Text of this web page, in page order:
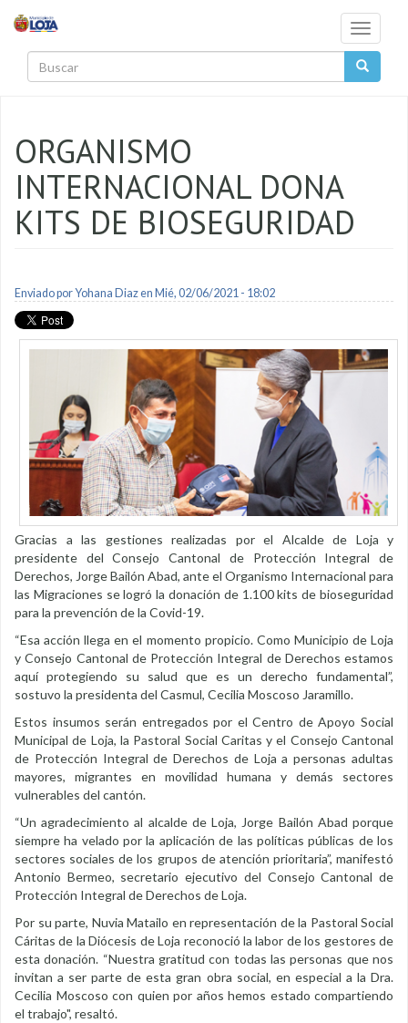
Toggle
ORGANISMO
INTERNACIONAL DONA
KITS DE BIOSEGURIDAD
Enviado porYohana Diazen Mié, 02/06/2021 - 18:02
Gracias a las gestiones realizadas por el Alcalde de Loja y
presidente del Consejo Cantonal de Protección Integral de
Derechos, Jorge Bailón Abad, ante el Organismo Internacional para
las Migraciones se logró la donación de 1.100 kits de bioseguridad
para la prevención de la Covid-19.
“Esa acción llega en el momento propicio. Como Municipio de Loja
y Consejo Cantonal de Protección Integral de Derechos estamos
aquí protegiendo su salud que es un derecho fundamental”,
sostuvo la presidenta del Casmul, Cecilia Moscoso Jaramillo.
Estos insumos serán entregados por el Centro de Apoyo Social
Municipal de Loja, la Pastoral Social Caritas y el Consejo Cantonal
de Protección Integral de Derechos de Loja a personas adultas
mayores, migrantes en movilidad humana y demás sectores
vulnerables del cantón.
“Un agradecimiento al alcalde de Loja, Jorge Bailón Abad porque
siempre ha velado por la aplicación de las políticas públicas de los
sectores sociales de los grupos de atención prioritaria”, manifestó
Antonio Bermeo, secretario ejecutivo del Consejo Cantonal de
Protección Integral de Derechos de Loja.
Por su parte, Nuvia Matailo en representación de la Pastoral Social
Cáritas de la Diócesis de Loja reconoció la labor de los gestores de
esta donación. “Nuestra gratitud con todas las personas que nos
invitan a ser parte de esta gran obra social, en especial a la Dra.
Cecilia Moscoso con quien por años hemos estado compartiendo
el trabajo", resaltó.